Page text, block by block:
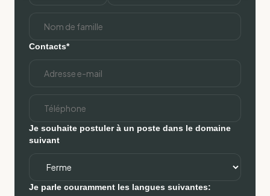
Contacts*
Je souhaite postuler à un poste dans le domaine
suivant
Je parle couramment les langues suivantes: